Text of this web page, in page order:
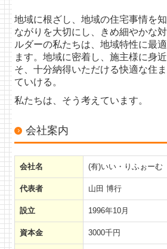
マンションリフォーム
お得な情報
キャンペーン
黄色いチラシ
補助金制度
お客様の声（窓の断熱リフォーム）
イベント
会社概要
地域に根ざし、地域の住宅事情を
ながりを大切にし、きめ細やかな
ルダーの私たちは、地域特性に最
ます。地域に密着し、施主様に身
そ、十分納得いただける快適な住
ていける。
私たちは、そう考えています。
会社案内
会社名 (有)いい・りふぉーむ
代表者 山田 博行
設立 1996年10月
資本金 3000千円